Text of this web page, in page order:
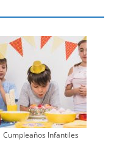
Cumpleaños Infantiles